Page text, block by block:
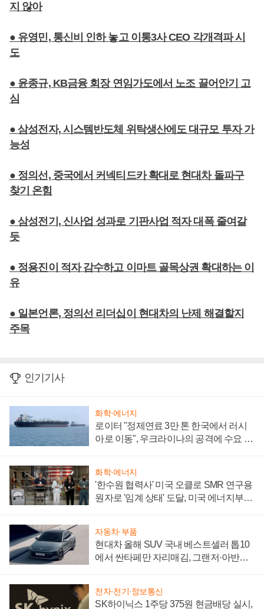
지 않아
● 유영민, 통신비 인하 놓고 이통3사 CEO 각개격파 시
도
● 윤종규, KB금융 회장 연임가도에서 노조 끌어안기 고
심
● 삼성전자, 시스템반도체 위탁생산에도 대규모 투자 가
능성
● 정의선, 중국에서 커넥티드카 확대로 현대차 돌파구
찾기 온힘
● 삼성전기, 신사업 성과로 기판사업 적자 대폭 줄여갈
듯
● 정용진이 적자 감수하고 이마트 골목상권 확대하는 이
유
● 일본언론, 정의선 리더십이 현대차의 난제 해결할지
주목
인기기사
화학·에너지
로이터 "정제연료 3만 톤 한국에서 러시
아로 이동", 우크라이나의 공격에 수요 늘
화학·에너지
'한수원 협력사' 미국 오클로 SMR 연구용
원자로 '임계 상태' 도달, 미국 에너지부
자동차·부품
현대차 올해 SUV 국내 베스트셀러 톱10
에서 싼타페만 자리매김, 그랜저·아반떼
전자·전기·정보통신
SK하이닉스 1주당 375원 현금배당 실시,